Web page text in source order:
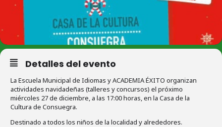
Detalles del evento
La Escuela Municipal de Idiomas y ACADEMIA ÉXITO organizan
actividades navidadeñas (talleres y concursos) el próximo
miércoles 27 de diciembre, a las 17:00 horas, en la Casa de la
Cultura de Consuegra.
Destinado a todos los niños de la localidad y alrededores.